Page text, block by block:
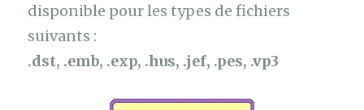
disponible pour les types de fichiers
suivants :
.dst, .emb, .exp, .hus, .jef, .pes, .vp3